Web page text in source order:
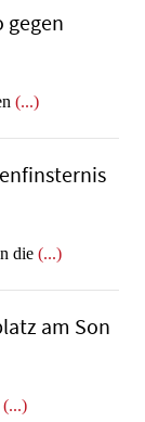
gegen
(...)
die (...)
am Son
(...)